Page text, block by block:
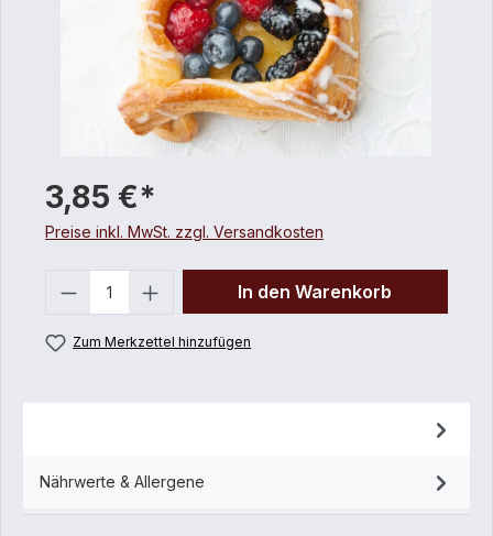
3,85 €*
Preise inkl. MwSt. zzgl. Versandkosten
In den Warenkorb
Zum Merkzettel hinzufügen
Nährwerte & Allergene